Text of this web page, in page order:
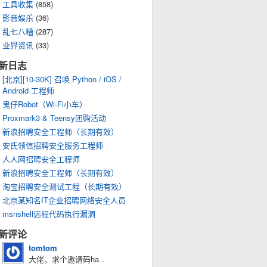
工具收集 (858)
影音娱乐 (36)
乱七八糟 (287)
业界资讯 (33)
日志
[北京][10-30K] 召唤 Python / iOS /
Android 工程师
鬼仔Robot（Wi-Fi小车）
Proxmark3 & Teensy团购活动
新浪招聘安全工程师（长期有效）
安氏领信招聘安全服务工程师
人人网招聘安全工程师
新浪招聘安全工程师（长期有效）
淘宝招聘安全测试工程（长期有效）
北京某知名IT企业招聘网络安全人员
msnshell远程代码执行漏洞
评论
tomtom
大佬，求个邀请码ha...